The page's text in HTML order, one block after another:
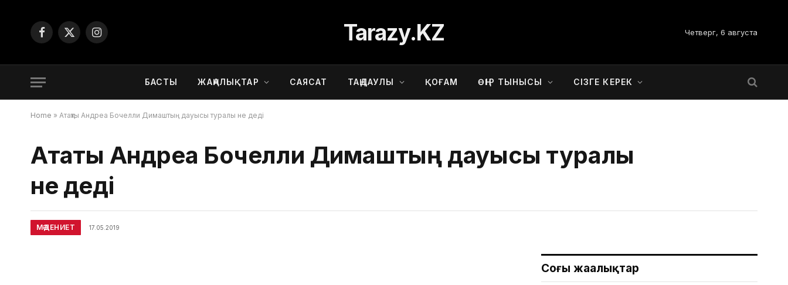
Facebook
X
Instagram Tarazy.KZ Четверг, 6 августа
БАСТЫ ЖАҢАЛЫҚТАР САЯСАТ ТАҢДАУЛЫ ҚОҒАМ ӨҢІР ТЫНЫСЫ СІЗГЕ КЕРЕК
Home » Атақты Андреа Бочелли Димаштың дауысы туралы не деді
Атақты Андреа Бочелли Димаштың дауысы туралы
не деді
МӘДЕНИЕТ 17.05.2019
Соңғы жаңалықтар